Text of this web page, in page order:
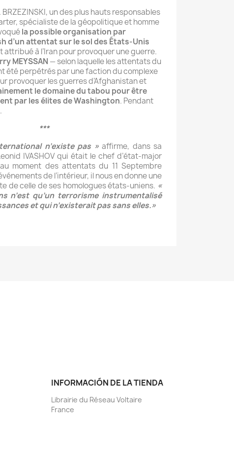
BRZEZINSKI, un des plus hauts responsables
spécialiste de la géopolitique et homme
la possible organisation par
d’un attentat sur le sol des États-Unis
à l’Iran pour provoquer une guerre.
MEYSSAN — selon laquelle les attentats du
été perpétrés par une faction du complexe
provoquer les guerres d’Afghanistan et
le domaine du tabou pour être
par les élites de Washington. Pendant
***
n’existe pas »affirme, dans sa
IVASHOV qui était le chef d’état-major
moment des attentats du 11 Septembre
de l’intérieur, il nous en donne une
de celle de ses homologues états-uniens. «
n’est qu’un terrorisme instrumentalisé
et qui n’existerait pas sans elles.»
INFORMACIÓN DE LA TIENDA
Librairie du Réseau Voltaire
France